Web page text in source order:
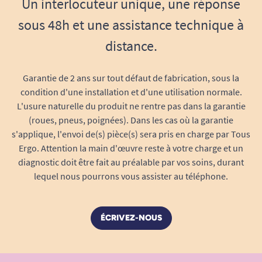
durable, résistant aux torsions, à l’humidité
et aux nettoyages répétés
Toucher doux et antidérapant
L’entretien est simple : eau savonneuse, chiffon
ou désinfectant doux suffisent pour conserver
leur propreté et hygiène, même après un usage
intensif ou en collectivité.
Installation rapide et compatible avec
tous les objets du quotidien
Choisissez un épaississeur correspondant au
Insérez simplement le manchedu stylo, crayon,
Un interlocuteur unique, une réponse
sous 48h et une assistance technique à
distance.
Garantie de 2 ans sur tout défaut de fabrication, sous la
condition d'une installation et d'une utilisation normale.
L'usure naturelle du produit ne rentre pas dans la garantie
(roues, pneus, poignées). Dans les cas où la garantie
s'applique, l'envoi de(s) pièce(s) sera pris en charge par Tous
Ergo. Attention la main d'œuvre reste à votre charge et un
diagnostic doit être fait au préalable par vos soins, durant
lequel nous pourrons vous assister au téléphone.
ÉCRIVEZ-NOUS